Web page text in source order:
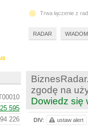
zgodę na
Dowiedz się
DIV: ustaw alert
595
226
Trwa łączenie z
RADAR